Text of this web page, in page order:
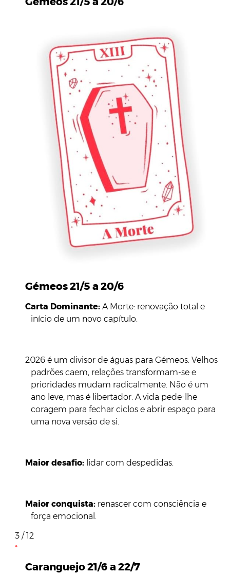
Gémeos 21/5 a 20/6
Carta Dominante: A Morte: renovação total e
início de um novo capítulo.
2026 é um divisor de águas para Gémeos. Velhos
padrões caem, relações transformam-se e
prioridades mudam radicalmente. Não é um
ano leve, mas é libertador. A vida pede-lhe
coragem para fechar ciclos e abrir espaço para
uma nova versão de si.
Maior desafio:lidar com despedidas.
Maior conquista: renascer com consciência e
força emocional.
3 / 12
Caranguejo 21/6 a 22/7